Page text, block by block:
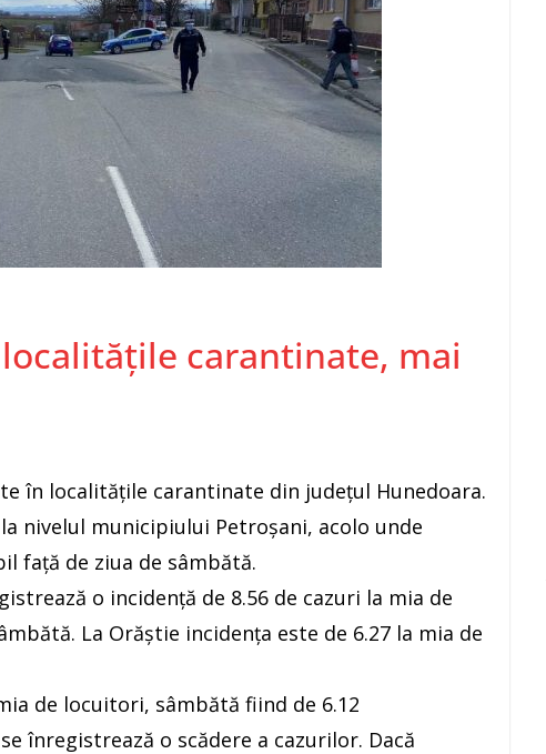
carantinate, mai
în localitățile carantinate din județul Hunedoara.
nivelul municipiului Petroșani, acolo unde
față de ziua de sâmbătă.
o incidență de 8.56 de cazuri la mia de
La Orăștie incidența este de 6.27 la mia de
de locuitori, sâmbătă fiind de 6.12
înregistrează o scădere a cazurilor. Dacă